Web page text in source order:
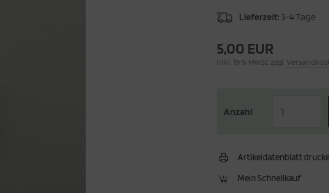
Lieferzeit: 3-4 Tage
5,00 EUR
inkl. 19 % MwSt. zzgl.
Anzahl
Artikeldatenblatt
Mein Schnellkauf